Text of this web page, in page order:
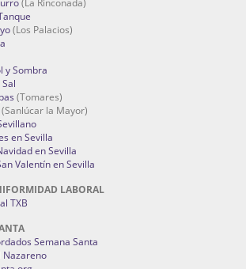
(La Rinconada)
(Los Palacios)
y Sombra
(Tomares)
(Sanlúcar la Mayor)
en Sevilla
en Sevilla
Valentín en Sevilla
LABORAL
TXB
Semana Santa
Nazareno